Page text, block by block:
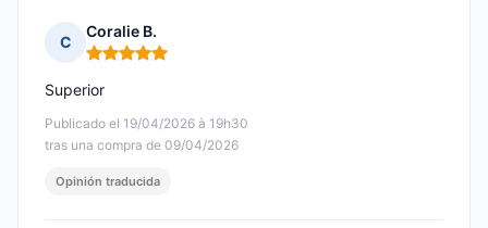
C
Coralie B.
Nota: 5 de 5
Publicado el 19/04/2026 à 19h30
tras una compra de 09/04/2026
Superior
Opinión traducida